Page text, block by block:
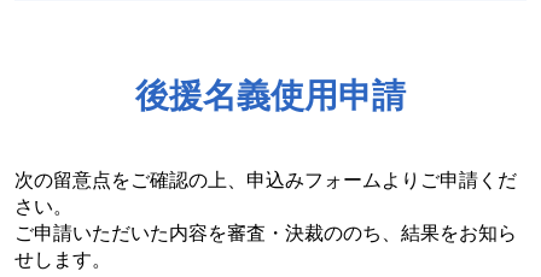
後援名義使用申請
次の留意点をご確認の上、申込みフォームよりご申請くだ
さい。
ご申請いただいた内容を審査・決裁ののち、結果をお知ら
せします。